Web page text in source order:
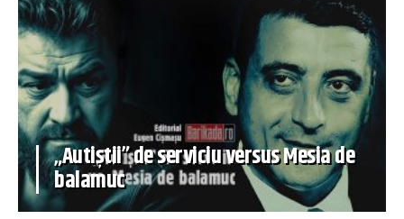
„Autiștii” de serviciu versus Mesia de
balamuc